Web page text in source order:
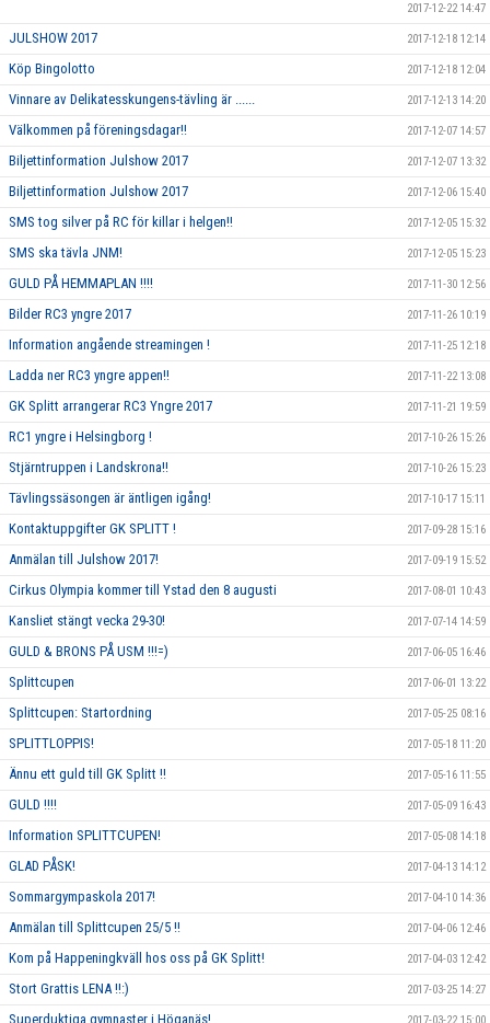
2017-12-22 14:47
JULSHOW 2017 2017-12-18 12:14
Köp Bingolotto 2017-12-18 12:04
Vinnare av Delikatesskungens-tävling är ...... 2017-12-13 14:20
Välkommen på föreningsdagar!! 2017-12-07 14:57
Biljettinformation Julshow 2017 2017-12-07 13:32
Biljettinformation Julshow 2017 2017-12-06 15:40
SMS tog silver på RC för killar i helgen!! 2017-12-05 15:32
SMS ska tävla JNM! 2017-12-05 15:23
GULD PÅ HEMMAPLAN !!!! 2017-11-30 12:56
Bilder RC3 yngre 2017 2017-11-26 10:19
Information angående streamingen ! 2017-11-25 12:18
Ladda ner RC3 yngre appen!! 2017-11-22 13:08
GK Splitt arrangerar RC3 Yngre 2017 2017-11-21 19:59
RC1 yngre i Helsingborg ! 2017-10-26 15:26
Stjärntruppen i Landskrona!! 2017-10-26 15:23
Tävlingssäsongen är äntligen igång! 2017-10-17 15:11
Kontaktuppgifter GK SPLITT ! 2017-09-28 15:16
Anmälan till Julshow 2017! 2017-09-19 15:52
Cirkus Olympia kommer till Ystad den 8 augusti 2017-08-01 10:43
Kansliet stängt vecka 29-30! 2017-07-14 14:59
GULD & BRONS PÅ USM !!!=) 2017-06-05 16:46
Splittcupen 2017-06-01 13:22
Splittcupen: Startordning 2017-05-25 08:16
SPLITTLOPPIS! 2017-05-18 11:20
Ännu ett guld till GK Splitt !! 2017-05-16 11:55
GULD !!!! 2017-05-09 16:43
Information SPLITTCUPEN! 2017-05-08 14:18
GLAD PÅSK! 2017-04-13 14:12
Sommargympaskola 2017! 2017-04-10 14:36
Anmälan till Splittcupen 25/5 !! 2017-04-06 12:46
Kom på Happeningkväll hos oss på GK Splitt! 2017-04-03 12:42
Stort Grattis LENA !!:) 2017-03-25 14:27
Superduktiga gymnaster i Höganäs!